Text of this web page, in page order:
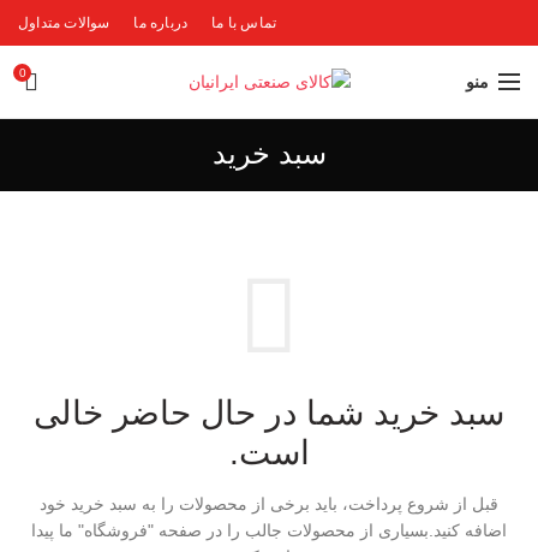
تماس با ما درباره ما سوالات متداول
منو 0
سبد خرید
سبد خرید شما در حال حاضر خالی
است.
قبل از شروع پرداخت، باید برخی از محصولات را به سبد خرید خود
اضافه کنید.بسیاری از محصولات جالب را در صفحه "فروشگاه" ما پیدا